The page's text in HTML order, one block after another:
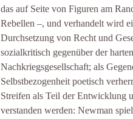
das auf Seite von Figuren am
Rebellen –, und verhandelt wird
Durchsetzung von Recht und
sozialkritisch gegenüber der
Nachkriegsgesellschaft; als
Selbstbezogenheit poetisch
Streifen als Teil der Entwicklung
verstanden werden: Newman